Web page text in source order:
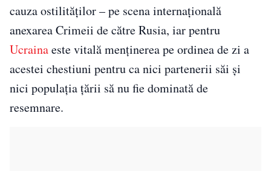
cauza ostilităților – pe scena internațională
anexarea Crimeii de către Rusia, iar pentru
Ucrainaeste vitală menţinerea pe ordinea de zi a
acestei chestiuni pentru ca nici partenerii săi și
nici populația țării să nu fie dominată de
resemnare.